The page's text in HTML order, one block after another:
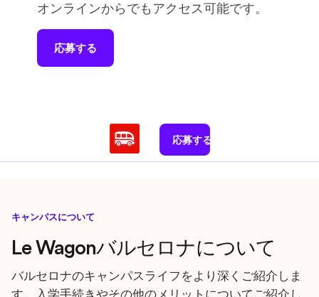
オンラインからでもアクセス可能です。
応募する
応募する
キャンパスについて
Le Wagonバルセロナについて
バルセロナのキャンパスライフをより深くご紹介しま
す。入学手続きやその他のメリットについてご紹介し